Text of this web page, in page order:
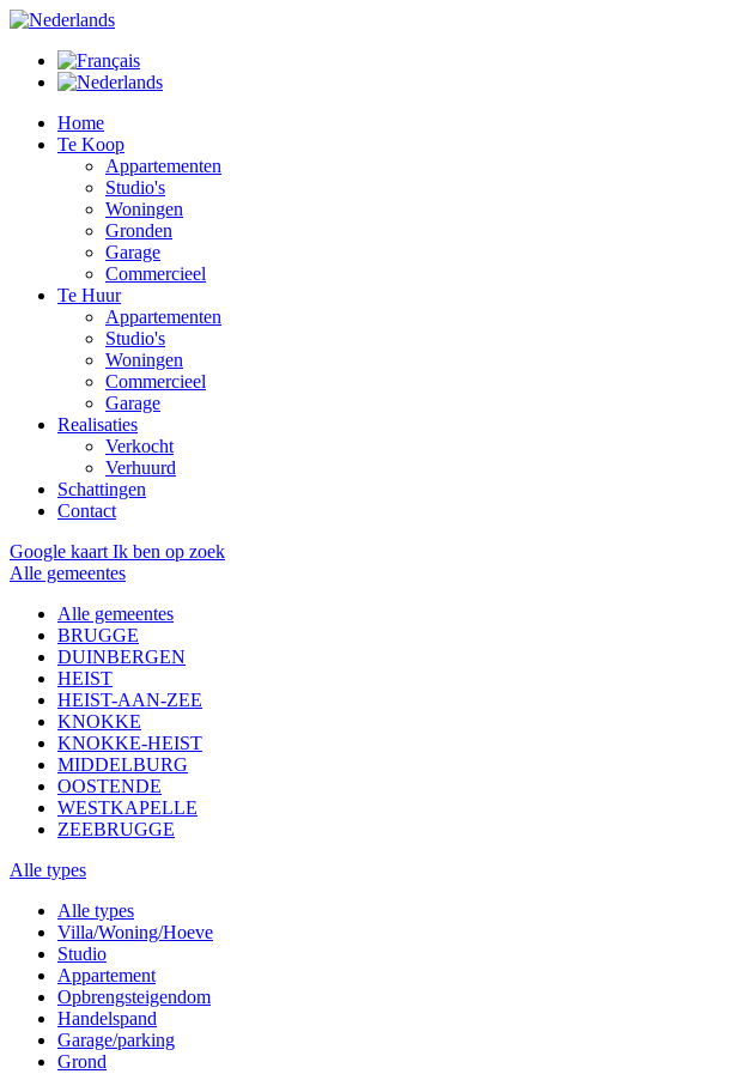
Home
Te Koop
Appartementen
Studio's
Woningen
Gronden
Garage
Commercieel
Te Huur
Appartementen
Studio's
Woningen
Commercieel
Garage
Realisaties
Verkocht
Verhuurd
Schattingen
Contact
Google kaart Ik ben op zoek
Alle gemeentes
Alle gemeentes
BRUGGE
DUINBERGEN
HEIST
HEIST-AAN-ZEE
KNOKKE
KNOKKE-HEIST
MIDDELBURG
OOSTENDE
WESTKAPELLE
ZEEBRUGGE
Alle types
Alle types
Villa/Woning/Hoeve
Studio
Appartement
Opbrengsteigendom
Handelspand
Garage/parking
Grond